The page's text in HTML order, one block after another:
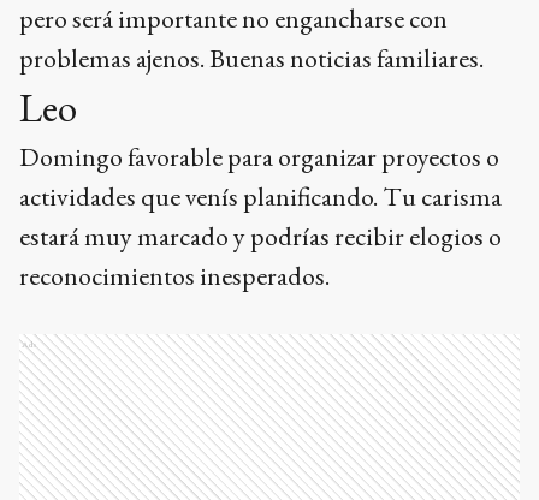
pero será importante no engancharse con
problemas ajenos. Buenas noticias familiares.
Leo
Domingo favorable para organizar proyectos o
actividades que venís planificando. Tu carisma
estará muy marcado y podrías recibir elogios o
reconocimientos inesperados.
Ads